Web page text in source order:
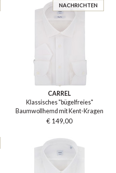
NACHRICHTEN
CARREL
Klassisches "bügelfreies"
Baumwollhemd mit Kent-Kragen
€ 149,00